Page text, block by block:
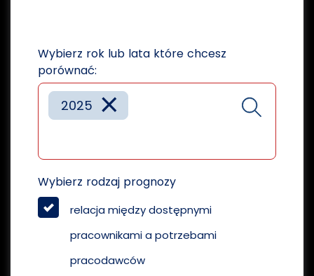
Wybierz rok lub lata które chcesz
porównać:
×
2025
Wybierz rodzaj prognozy
relacja między dostępnymi
pracownikami a potrzebami
pracodawców